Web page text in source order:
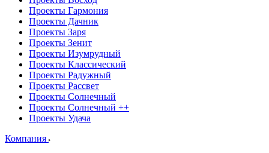
Проекты Гармония
Проекты Дачник
Проекты Заря
Проекты Зенит
Проекты Изумрудный
Проекты Классический
Проекты Радужный
Проекты Рассвет
Проекты Солнечный
Проекты Солнечный ++
Проекты Удача
Компания